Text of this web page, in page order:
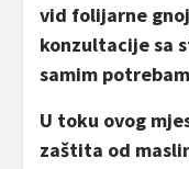
vid folijarne
konzultacije sa
samim
U toku ovog
zaštita od